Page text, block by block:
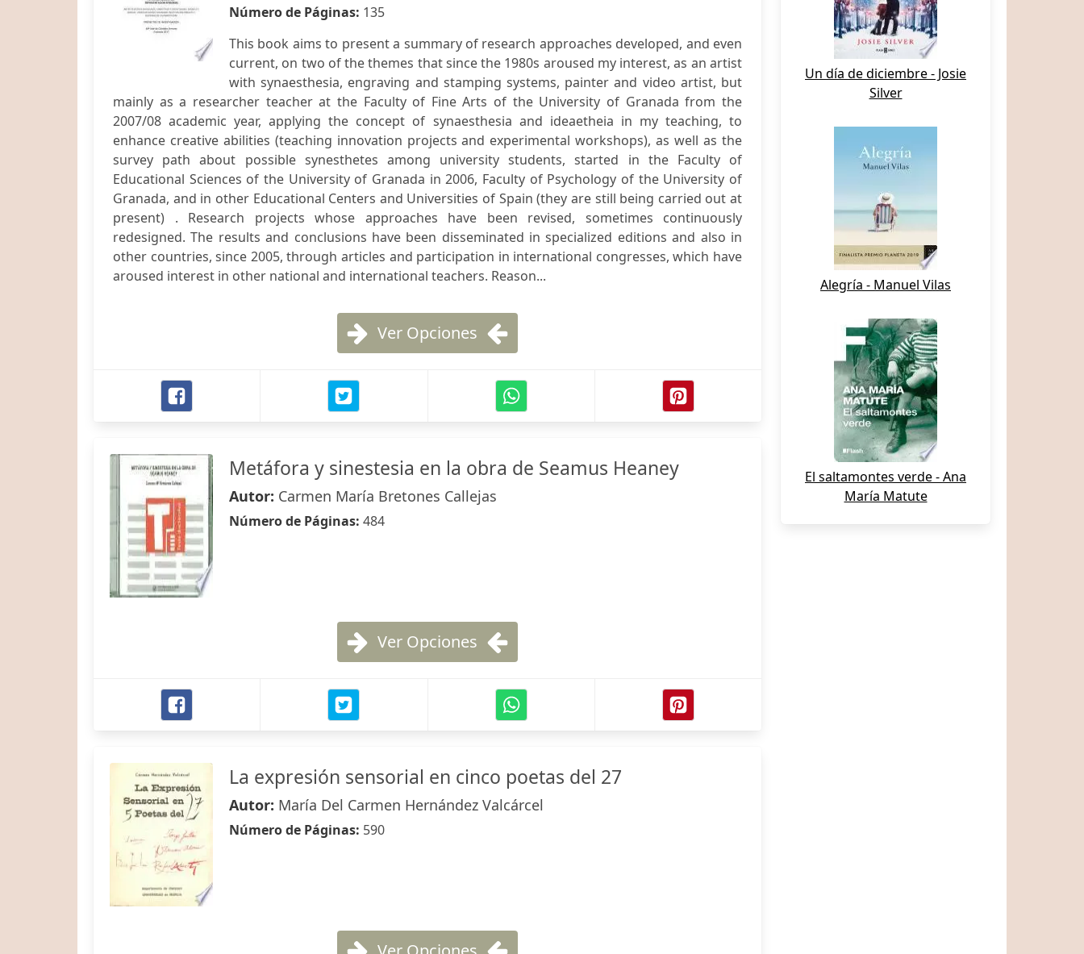
Número de Páginas: 135
This book aims to present a summary of research approaches developed, and even
current, on two of the themes that since the 1980s aroused my interest, as an artist
with synaesthesia, engraving and stamping systems, painter and video artist, but
mainly as a researcher teacher at the Faculty of Fine Arts of the University of Granada from the
2007/08 academic year, applying the concept of synaesthesia and ideaetheia in my teaching, to
enhance creative abilities (teaching innovation projects and experimental workshops), as well as the
survey path about possible synesthetes among university students, started in the Faculty of
Educational Sciences of the University of Granada in 2006, Faculty of Psychology of the University of
Granada, and in other Educational Centers and Universities of Spain (they are still being carried out at
present) . Research projects whose approaches have been revised, sometimes continuously
redesigned. The results and conclusions have been disseminated in specialized editions and also in
other countries, since 2005, through articles and participation in international congresses, which have
aroused interest in other national and international teachers. Reason...
Ver Opciones
Metáfora y sinestesia en la obra de Seamus Heaney
Autor: Carmen María Bretones Callejas
Número de Páginas: 484
Ver Opciones
La expresión sensorial en cinco poetas del 27
Autor: María Del Carmen Hernández Valcárcel
Número de Páginas: 590
Un día de diciembre - Josie
Silver
Alegría - Manuel Vilas
El saltamontes verde - Ana
María Matute